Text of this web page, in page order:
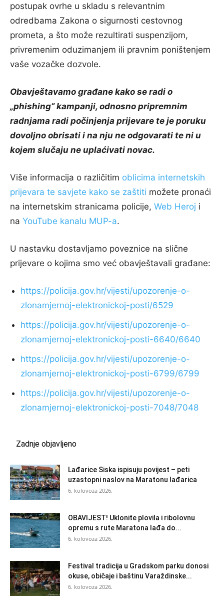
postupak ovrhe u skladu s relevantnim
odredbama Zakona o sigurnosti cestovnog
prometa, a što može rezultirati suspenzijom,
privremenim oduzimanjem ili pravnim poništenjem
vaše vozačke dozvole.
Obavještavamo građane kako se radi o
„phishing“ kampanji, odnosno pripremnim
radnjama radi počinjenja prijevare te je poruku
dovoljno obrisati i na nju ne odgovarati te ni u
kojem slučaju ne uplaćivati novac.
Više informacija o različitim oblicima internetskih
prijevara te savjete kako se zaštiti možete pronaći
na internetskim stranicama policije, Web Heroj i
na YouTube kanalu MUP-a.
U nastavku dostavljamo poveznice na slične
prijevare o kojima smo već obavještavali građane:
https://policija.gov.hr/vijesti/upozorenje-o-
zlonamjernoj-elektronickoj-posti/6529
https://policija.gov.hr/vijesti/upozorenje-o-
zlonamjernoj-elektronickoj-posti-6640/6640
https://policija.gov.hr/vijesti/upozorenje-o-
zlonamjernoj-elektronickoj-posti-6799/6799
https://policija.gov.hr/vijesti/upozorenje-o-
zlonamjernoj-elektronickoj-posti-7048/7048
Zadnje objavljeno
Lađarice Siska ispisuju povijest – peti
uzastopni naslov na Maratonu lađarica
6. kolovoza 2026.
OBAVIJEST! Uklonite plovila i ribolovnu
opremu s rute Maratona lađa do...
6. kolovoza 2026.
Festival tradicija u Gradskom parku donosi
okuse, običaje i baštinu Varaždinske...
6. kolovoza 2026.